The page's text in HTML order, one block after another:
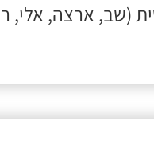
(שב, ארצה, אלי,